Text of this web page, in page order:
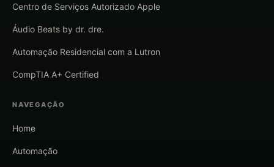
Centro de Serviços Autorizado Apple
Áudio Beats by dr. dre.
Automação Residencial com a Lutron
CompTIA A+ Certified
NAVEGAÇÃO
Home
Automação